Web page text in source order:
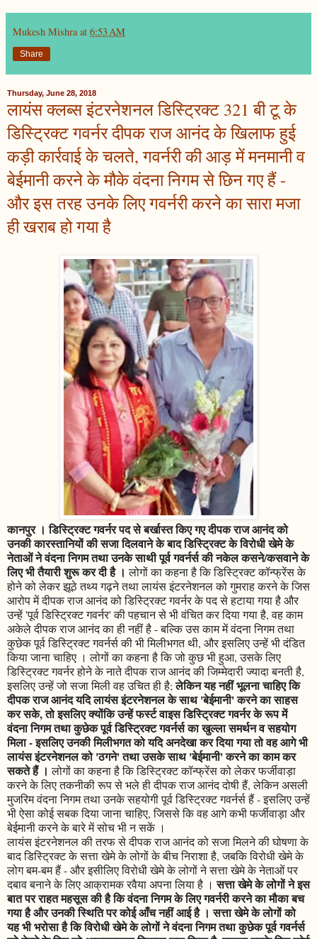
Mukesh Mishra at 6:53 AM
Share
Thursday, June 28, 2018
लायंस क्लब्स इंटरनेशनल डिस्ट्रिक्ट 321 बी टू के
डिस्ट्रिक्ट गवर्नर दीपक राज आनंद के खिलाफ हुई
कड़ी कार्रवाई के चलते, गवर्नरी की आड़ में मनमानी व
बेईमानी करने के मौके वंदना निगम से छिन गए हैं -
और इस तरह उनके लिए गवर्नरी करने का सारा मजा
ही खराब हो गया है
कानपुर । डिस्ट्रिक्ट गवर्नर पद से बर्खास्त किए गए दीपक राज आनंद को
उनकी कारस्तानियों की सजा दिलवाने के बाद डिस्ट्रिक्ट के विरोधी खेमे के
नेताओं ने वंदना निगम तथा उनके साथी पूर्व गवर्नर्स की नकेल कसने/कसवाने के
लिए भी तैयारी शुरू कर दी है ।लोगों का कहना है कि डिस्ट्रिक्ट कॉन्फ्रेंस के
होने को लेकर झूठे तथ्य गढ़ने तथा लायंस इंटरनेशनल को गुमराह करने के जिस
आरोप में दीपक राज आनंद को डिस्ट्रिक्ट गवर्नर के पद से हटाया गया है और
उन्हें 'पूर्व डिस्ट्रिक्ट गवर्नर' की पहचान से भी वंचित कर दिया गया है, वह काम
अकेले दीपक राज आनंद का ही नहीं है - बल्कि उस काम में वंदना निगम तथा
कुछेक पूर्व डिस्ट्रिक्ट गवर्नर्स की भी मिलीभगत थी, और इसलिए उन्हें भी दंडित
किया जाना चाहिए । लोगों का कहना है कि जो कुछ भी हुआ, उसके लिए
डिस्ट्रिक्ट गवर्नर होने के नाते दीपक राज आनंद की जिम्मेदारी ज्यादा बनती है,
इसलिए उन्हें जो सजा मिली वह उचित ही है;लेकिन यह नहीं भूलना चाहिए कि
दीपक राज आनंद यदि लायंस इंटरनेशनल के साथ 'बेईमानी' करने का साहस
कर सके, तो इसलिए क्योंकि उन्हें फर्स्ट वाइस डिस्ट्रिक्ट गवर्नर के रूप में
वंदना निगम तथा कुछेक पूर्व डिस्ट्रिक्ट गवर्नर्स का खुल्ला समर्थन व सहयोग
मिला - इसलिए उनकी मिलीभगत को यदि अनदेखा कर दिया गया तो वह आगे भी
लायंस इंटरनेशनल को 'ठगने' तथा उसके साथ 'बेईमानी' करने का काम कर
सकते हैं । लोगों का कहना है कि डिस्ट्रिक्ट कॉन्फ्रेंस को लेकर फर्जीवाड़ा
करने के लिए तकनीकी रूप से भले ही दीपक राज आनंद दोषी हैं, लेकिन असली
मुजरिम वंदना निगम तथा उनके सहयोगी पूर्व डिस्ट्रिक्ट गवर्नर्स हैं - इसलिए उन्हें
भी ऐसा कोई सबक दिया जाना चाहिए, जिससे कि वह आगे कभी फर्जीवाड़ा और
बेईमानी करने के बारे में सोच भी न सकें ।
लायंस इंटरनेशनल की तरफ से दीपक राज आनंद को सजा मिलने की घोषणा के
बाद डिस्ट्रिक्ट के सत्ता खेमे के लोगों के बीच निराशा है, जबकि विरोधी खेमे के
लोग बम-बम हैं - और इसीलिए विरोधी खेमे के लोगों ने सत्ता खेमे के नेताओं पर
दबाव बनाने के लिए आक्रामक रवैया अपना लिया है ।सत्ता खेमे के लोगों ने इस
बात पर राहत महसूस की है कि वंदना निगम के लिए गवर्नरी करने का मौका बच
गया है और उनकी स्थिति पर कोई आँच नहीं आई है । सत्ता खेमे के लोगों को
यह भी भरोसा है कि विरोधी खेमे के लोगों ने वंदना निगम तथा कुछेक पूर्व गवर्नर्स